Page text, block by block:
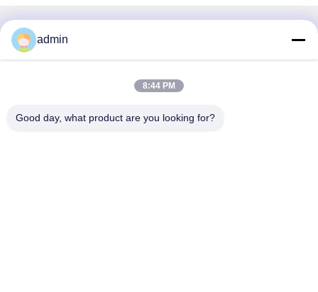
Γρήγορη επικοινωνία
38 Λεωφόρος Shafu, πόλη Longjiang, περιοχή Shunde,
admin
8:44 PM
Good day, what product are you looking for?